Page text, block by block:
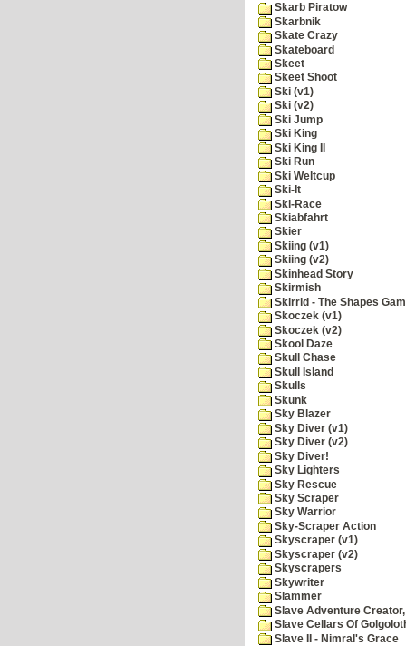
Skarb Piratow
Skarbnik
Skate Crazy
Skateboard
Skeet
Skeet Shoot
Ski (v1)
Ski (v2)
Ski Jump
Ski King
Ski King II
Ski Run
Ski Weltcup
Ski-It
Ski-Race
Skiabfahrt
Skier
Skiing (v1)
Skiing (v2)
Skinhead Story
Skirmish
Skirrid - The Shapes
Skoczek (v1)
Skoczek (v2)
Skool Daze
Skull Chase
Skull Island
Skulls
Skunk
Sky Blazer
Sky Diver (v1)
Sky Diver (v2)
Sky Diver!
Sky Lighters
Sky Rescue
Sky Scraper
Sky Warrior
Sky-Scraper Action
Skyscraper (v1)
Skyscraper (v2)
Skyscrapers
Skywriter
Slammer
Slave Adventure Creator,
Slave Cellars Of
Slave II - Nimral's Grace